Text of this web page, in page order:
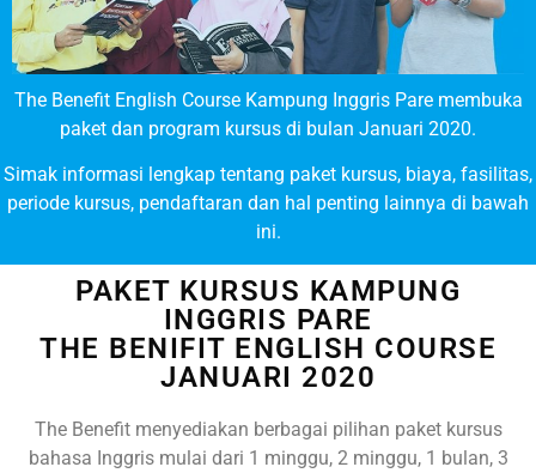
The Benefit English Course Kampung Inggris Pare membuka
paket dan program kursus di bulan Januari 2020.
Simak informasi lengkap tentang paket kursus, biaya, fasilitas,
periode kursus, pendaftaran dan hal penting lainnya di bawah
ini.
PAKET KURSUS KAMPUNG
INGGRIS PARE
THE BENIFIT ENGLISH COURSE
JANUARI 2020
The Benefit menyediakan berbagai pilihan paket kursus
bahasa Inggris mulai dari 1 minggu, 2 minggu, 1 bulan, 3